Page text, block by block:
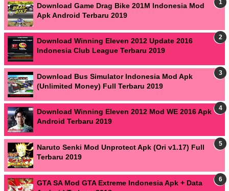
Download Game Drag Bike 201M Indonesia Mod
Apk Android Terbaru 2019
Download Winning Eleven 2012 Update 2016
Indonesia Club League Terbaru 2019
Download Bus Simulator Indonesia Mod Apk
(Unlimited Money) Full Terbaru 2019
Download Winning Eleven 2012 Mod WE 2016 Apk
Android Terbaru 2019
Naruto Senki Mod Unprotect Apk (Ori v1.17) Full
Terbaru 2019
GTA SA Mod GTA Extreme Indonesia Apk + Data